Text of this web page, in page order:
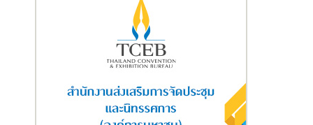
สำหรับการให้บริการวัคซีนดังกล่าว จะให้บริการแก่ประชาชนที่ผ่านการ